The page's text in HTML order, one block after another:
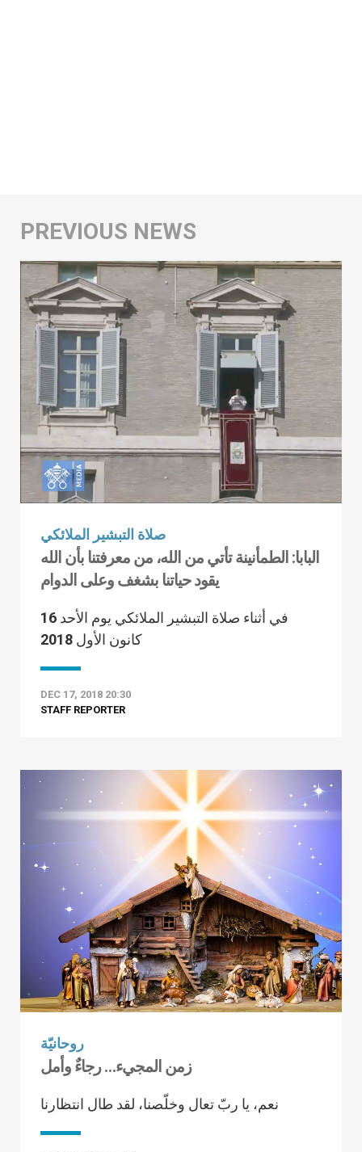
صلاة التبشير الملائكي
البابا: الطمأنينة تأتي من الله، من معرفتنا بأن الله
يقود حياتنا بشغف وعلى الدوام
في أثناء صلاة التبشير الملائكي يوم الأحد 16
كانون الأول 2018
DEC 17, 2018 20:30
STAFF REPORTER
روحانيّة
زمن المجيء… رجاءٌ وأمل
نعم، يا ربّ تعال وخلّصنا، لقد طال انتظارنا